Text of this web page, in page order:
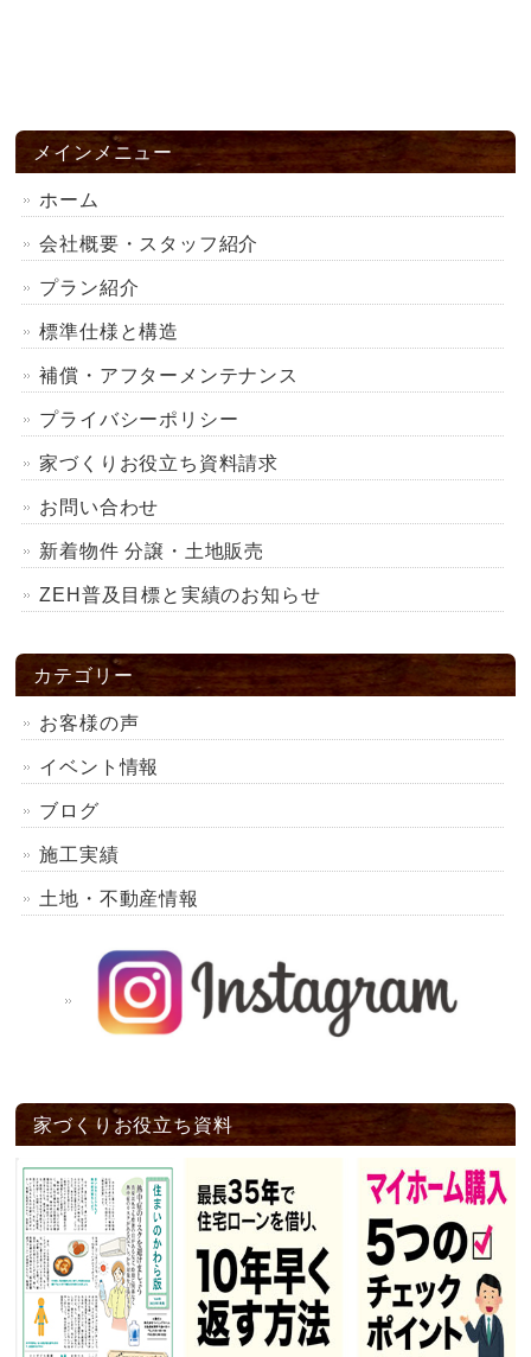
メインメニュー
ホーム
会社概要・スタッフ紹介
プラン紹介
標準仕様と構造
補償・アフターメンテナンス
プライバシーポリシー
家づくりお役立ち資料請求
お問い合わせ
新着物件 分譲・土地販売
ZEH普及目標と実績のお知らせ
カテゴリー
お客様の声
イベント情報
ブログ
施工実績
土地・不動産情報
家づくりお役立ち資料